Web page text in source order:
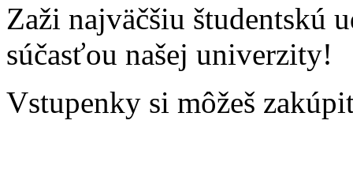
Zaži najväčšiu študentskú
súčasťou našej univerzity!
Vstupenky si môžeš